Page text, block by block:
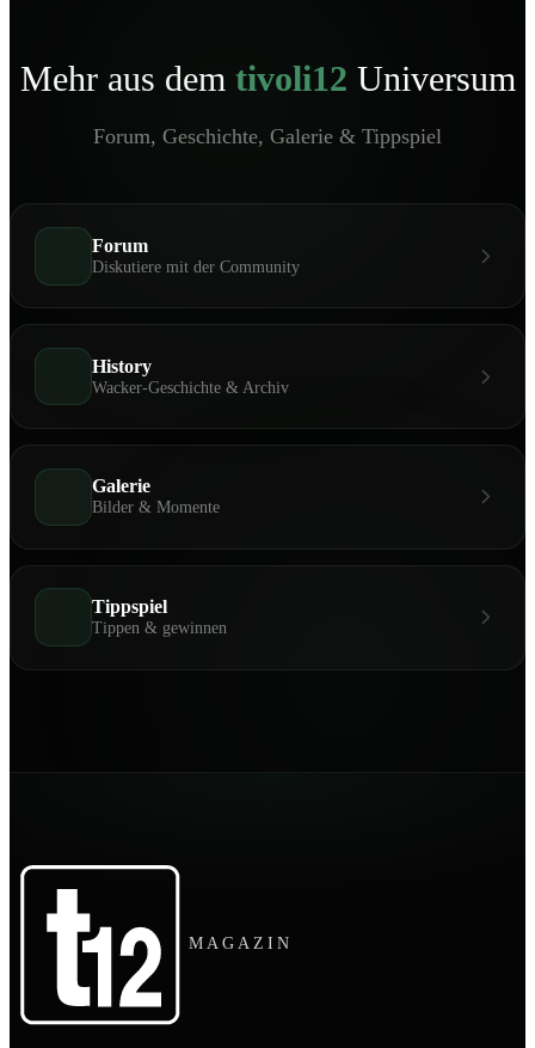
Mehr aus dem tivoli12 Universum
Forum, Geschichte, Galerie & Tippspiel
Forum
Diskutiere mit der Community
History
Wacker-Geschichte & Archiv
Galerie
Bilder & Momente
Tippspiel
Tippen & gewinnen
MAGAZIN